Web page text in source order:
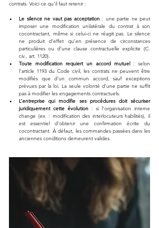
contrats. Voici ce qu’il faut retenir :
Le silence ne vaut pas acceptation : une partie ne peut
imposer une modification unilatérale du contrat à son
cocontractant, même si celui-ci ne réagit pas. Le silence
ne produit d’effet qu’en présence de circonstances
particulières ou d’une clause contractuelle explicite (C.
civ., art. 1120).
Toute modification requiert un accord mutuel : selon
l’article 1193 du Code civil, les contrats ne peuvent être
modifiés que d’un commun accord, sauf exceptions
prévues par la loi. La seule volonté d’une partie ne suffit
pas à modifier les engagements contractuels.
L’entreprise qui modifie ses procédures doit sécuriser
juridiquement cette évolution : si l’organisation interne
change (ex. : modification des interlocuteurs habilités), il
est essentiel d’obtenir une confirmation écrite du
cocontractant. À défaut, les commandes passées dans les
anciennes conditions demeurent valides.